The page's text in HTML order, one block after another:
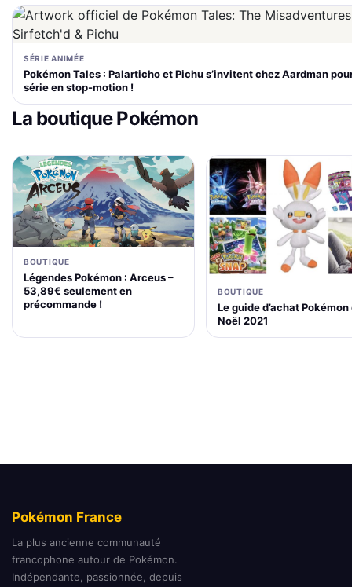
SÉRIE ANIMÉE
Pokémon Tales : Palarticho et Pichu s’invitent chez Aardman
série en stop-motion !
La boutique Pokémon
BOUTIQUE
Légendes Pokémon : Arceus –
53,89€ seulement en
précommande !
BOUTIQUE
Le guide d’achat Pokémon
Noël 2021
Pokémon France
La plus ancienne communauté
francophone autour de Pokémon.
Indépendante, passionnée, depuis